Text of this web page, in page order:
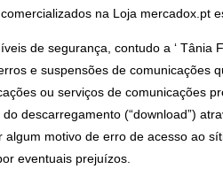
na Loja mercadox.pt
de segurança, contudo a ‘
e suspensões de comunicações
ou serviços de comunicações
descarregamento (“download”)
motivo de erro de acesso ao
eventuais prejuízos.